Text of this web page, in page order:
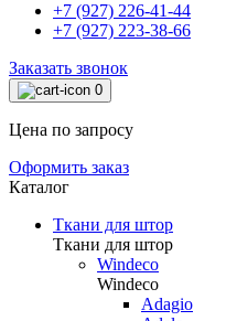
+7 (927) 226-41-44
+7 (927) 223-38-66
Заказать звонок
0
Цена по запросу
Оформить заказ
Каталог
Ткани для штор
Ткани для штор
Windeco
Windeco
Adagio